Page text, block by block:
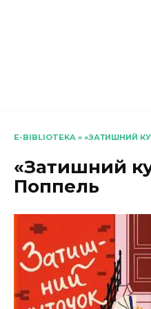
E-BIBLIOTEKA » «ЗАТИШНИЙ
«Затишний
Поппель